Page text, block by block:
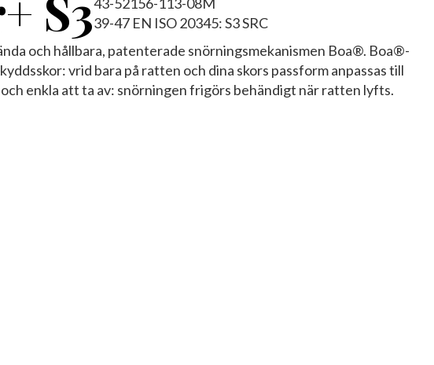
39-47 EN ISO 20345: S3 SRC
och hållbara, patenterade snörningsmekanismen Boa®. Boa®-
vrid bara på ratten och dina skors passform anpassas till
enkla att ta av: snörningen frigörs behändigt när ratten lyfts.